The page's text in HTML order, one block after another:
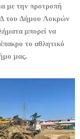
με την προτροπή
του Δήμου Λοκρών
μπορεί να
το αθλητικό
μας.